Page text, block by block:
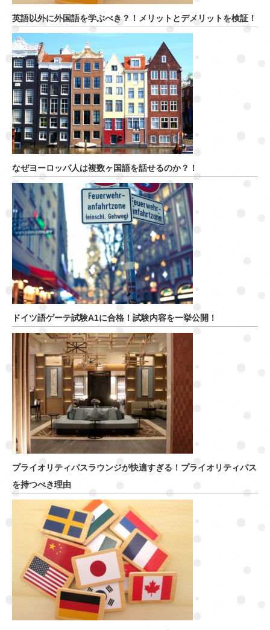
英語以外に外国語を学ぶべき？！メリットとデメリットを検証！
なぜヨーロッパ人は複数ヶ国語を話せるのか？！
ドイツ語ゲーテ試験A1に合格！試験内容を一挙公開！
プライオリティパスラウンジが快適すぎる！プライオリティパス
を持つべき理由